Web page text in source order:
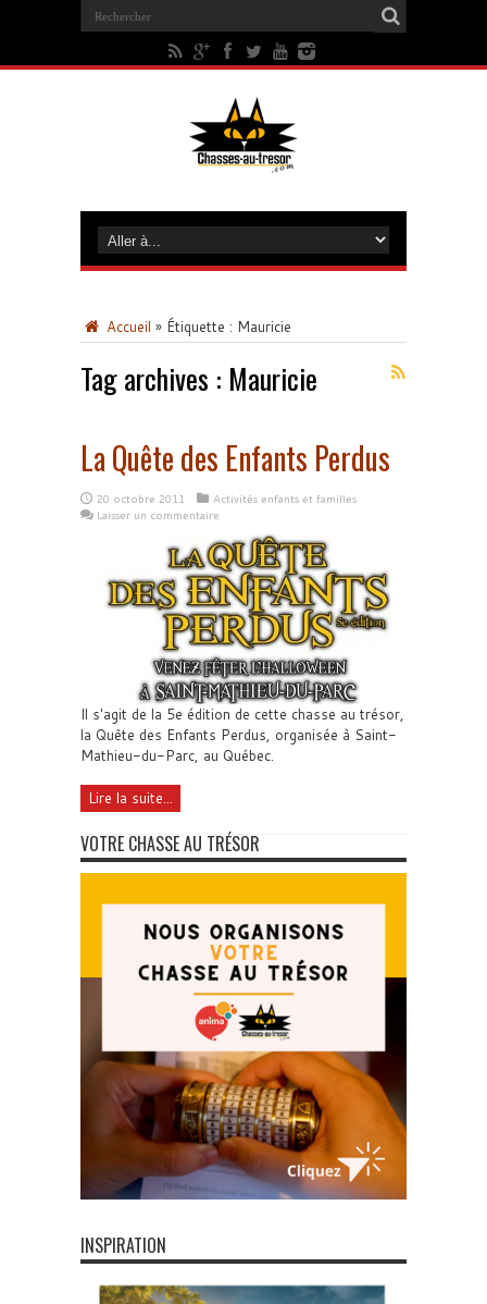
Accueil » Étiquette : Mauricie
Tag archives : Mauricie
La Quête des Enfants Perdus
20 octobre 2011
Activités enfants et familles
Laisser un commentaire
Il s'agit de la 5e édition de cette chasse au trésor,
la Quête des Enfants Perdus, organisée à Saint-
Mathieu-du-Parc, au Québec.
Lire la suite...
VOTRE CHASSE AU TRÉSOR
INSPIRATION